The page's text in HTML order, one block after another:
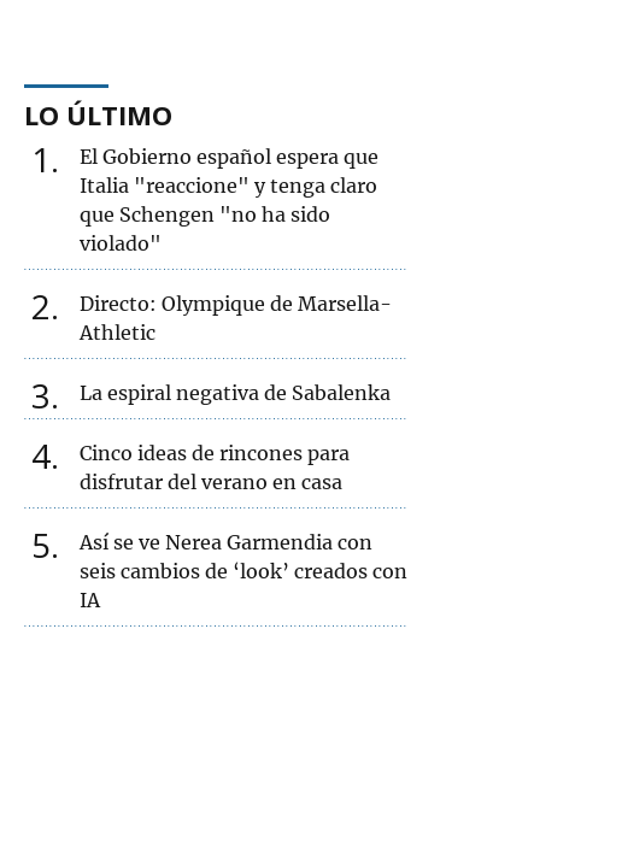
LO ÚLTIMO
1
El Gobierno español espera que
Italia "reaccione" y tenga claro
que Schengen "no ha sido
violado"
2
Directo: Olympique de Marsella-
Athletic
3 La espiral negativa de Sabalenka
4
Cinco ideas de rincones para
disfrutar del verano en casa
5
Así se ve Nerea Garmendia con
seis cambios de ‘look’ creados con
IA